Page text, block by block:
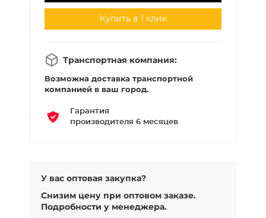
Купить в 1 клик
Транспортная компания:
Возможна доставка транспортной
компанией в ваш город.
Гарантия
производителя 6 месяцев
У вас оптовая закупка?
Снизим цену при оптовом заказе.
Подробности у менеджера.